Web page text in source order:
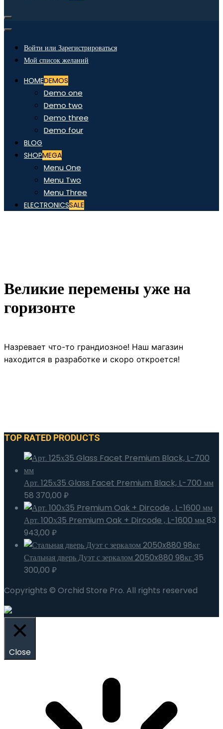
Войти или Зарегистрироваться
Мой список желаний
HOMEDEMOS
Demo one
Demo two
Demo three
Demo four
BLOG
SHOPMEGA
Menu One
Menu Two
Menu Three
ELECTRONICSSALE
Великие перемены уже на
горизонте
Назревает что-то грандиозное! Наш магазин
находится в разработке и скоро откроется!
TOP RATED PRODUCTS
Арт. 125х35 Glass Facet Premium Black, L-700 мм
58 370,00 ₽
Арт. 100х35 Premium Oak + Dircode , L-1600 мм83
943,00 ₽
Стальная дверь Дуэт с зеркалом 2050x880 98кг 35
300,00 ₽
Copyrights © Orchid Store Pro. All rights reserved
Close